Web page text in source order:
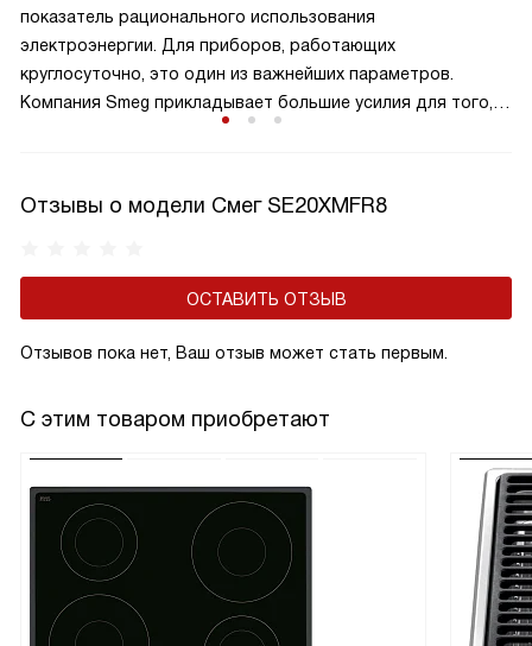
показатель рационального использования
электроэнергии. Для приборов, работающих
круглосуточно, это один из важнейших параметров.
Компания Smeg прикладывает большие усилия для того,
Отзывы о модели Смег SE20XMFR8
ОСТАВИТЬ ОТЗЫВ
Отзывов пока нет, Ваш отзыв может стать первым.
С этим товаром приобретают